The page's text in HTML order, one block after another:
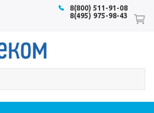
8(800) 511-91-08
8(495) 975-98-43